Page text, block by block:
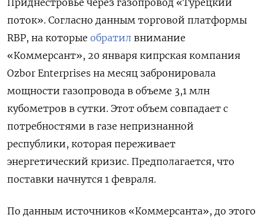
Приднестровье через газопровод «Турецкий
поток». Согласно данным торговой платформы
RBP, на которые обратил внимание
«Коммерсант», 20 января кипрская компания
Ozbor Enterprises на месяц забронировала
мощности газопровода в объеме 3,1 млн
кубометров в сутки. Этот объем совпадает с
потребностями в газе непризнанной
республики, которая переживает
энергетический кризис. Предполагается, что
поставки начнутся 1 февраля.
По данным источников «Коммерсанта», до этого